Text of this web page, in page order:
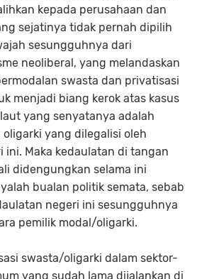
kepada perusahaan dan
sejatinya tidak pernah dipilih
sesungguhnya dari
neoliberal, yang melandaskan
swasta dan privatisasi
menjadi biang kerok atas kasus
yang senyatanya adalah
yang dilegalisi oleh
ini. Maka kedaulatan di tangan
didengungkan selama ini
bualan politik semata, sebab
negeri ini sesungguhnya
pemilik modal/oligarki.
swasta/oligarki dalam sektor-
yang sudah lama dijalankan di